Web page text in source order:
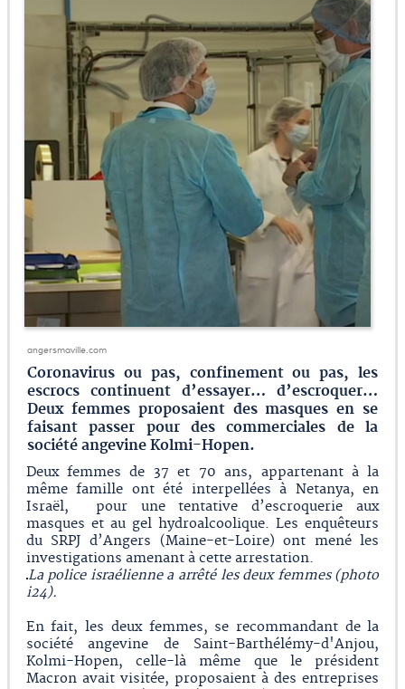
angersmaville.com
Coronavirus ou pas, confinement ou pas, les
escrocs continuent d’essayer… d’escroquer…
Deux femmes proposaient des masques en se
faisant passer pour des commerciales de la
société angevine Kolmi-Hopen.
Deux femmes de 37 et 70 ans, appartenant à la
même famille ont été interpellées à Netanya, en
Israël, pour une tentative d’escroquerie aux
masques et au gel hydroalcoolique. Les enquêteurs
du SRPJ d’Angers (Maine-et-Loire) ont mené les
investigations amenant à cette arrestation.
La police israélienne a arrêté les deux femmes (photo
i24).
En fait, les deux femmes, se recommandant de la
société angevine de Saint-Barthélémy-d'Anjou,
Kolmi-Hopen, celle-là même que le président
Macron avait visitée, proposaient à des entreprises